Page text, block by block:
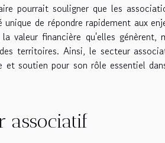
pourrait souligner que les
de répondre rapidement aux
valeur financière qu'elles génèrent,
territoires. Ainsi, le secteur
et soutien pour son rôle essentiel
associatif